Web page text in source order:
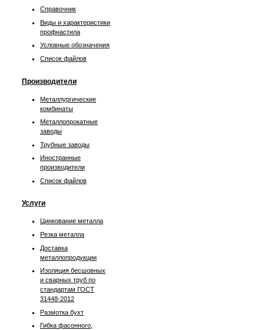
Справочник
Виды и характеристики
профнастила
Условные обозначения
Список файлов
Производители
Металлургические
комбинаты
Металлопрокатные
заводы
Трубные заводы
Иностранные
производители
Список файлов
Услуги
Цинкование металла
Резка металла
Доставка
металлопродукции
Изоляция бесшовных
и сварных труб по
стандартам ГОСТ
31448-2012
Размотка бухт
Гибка фасонного,